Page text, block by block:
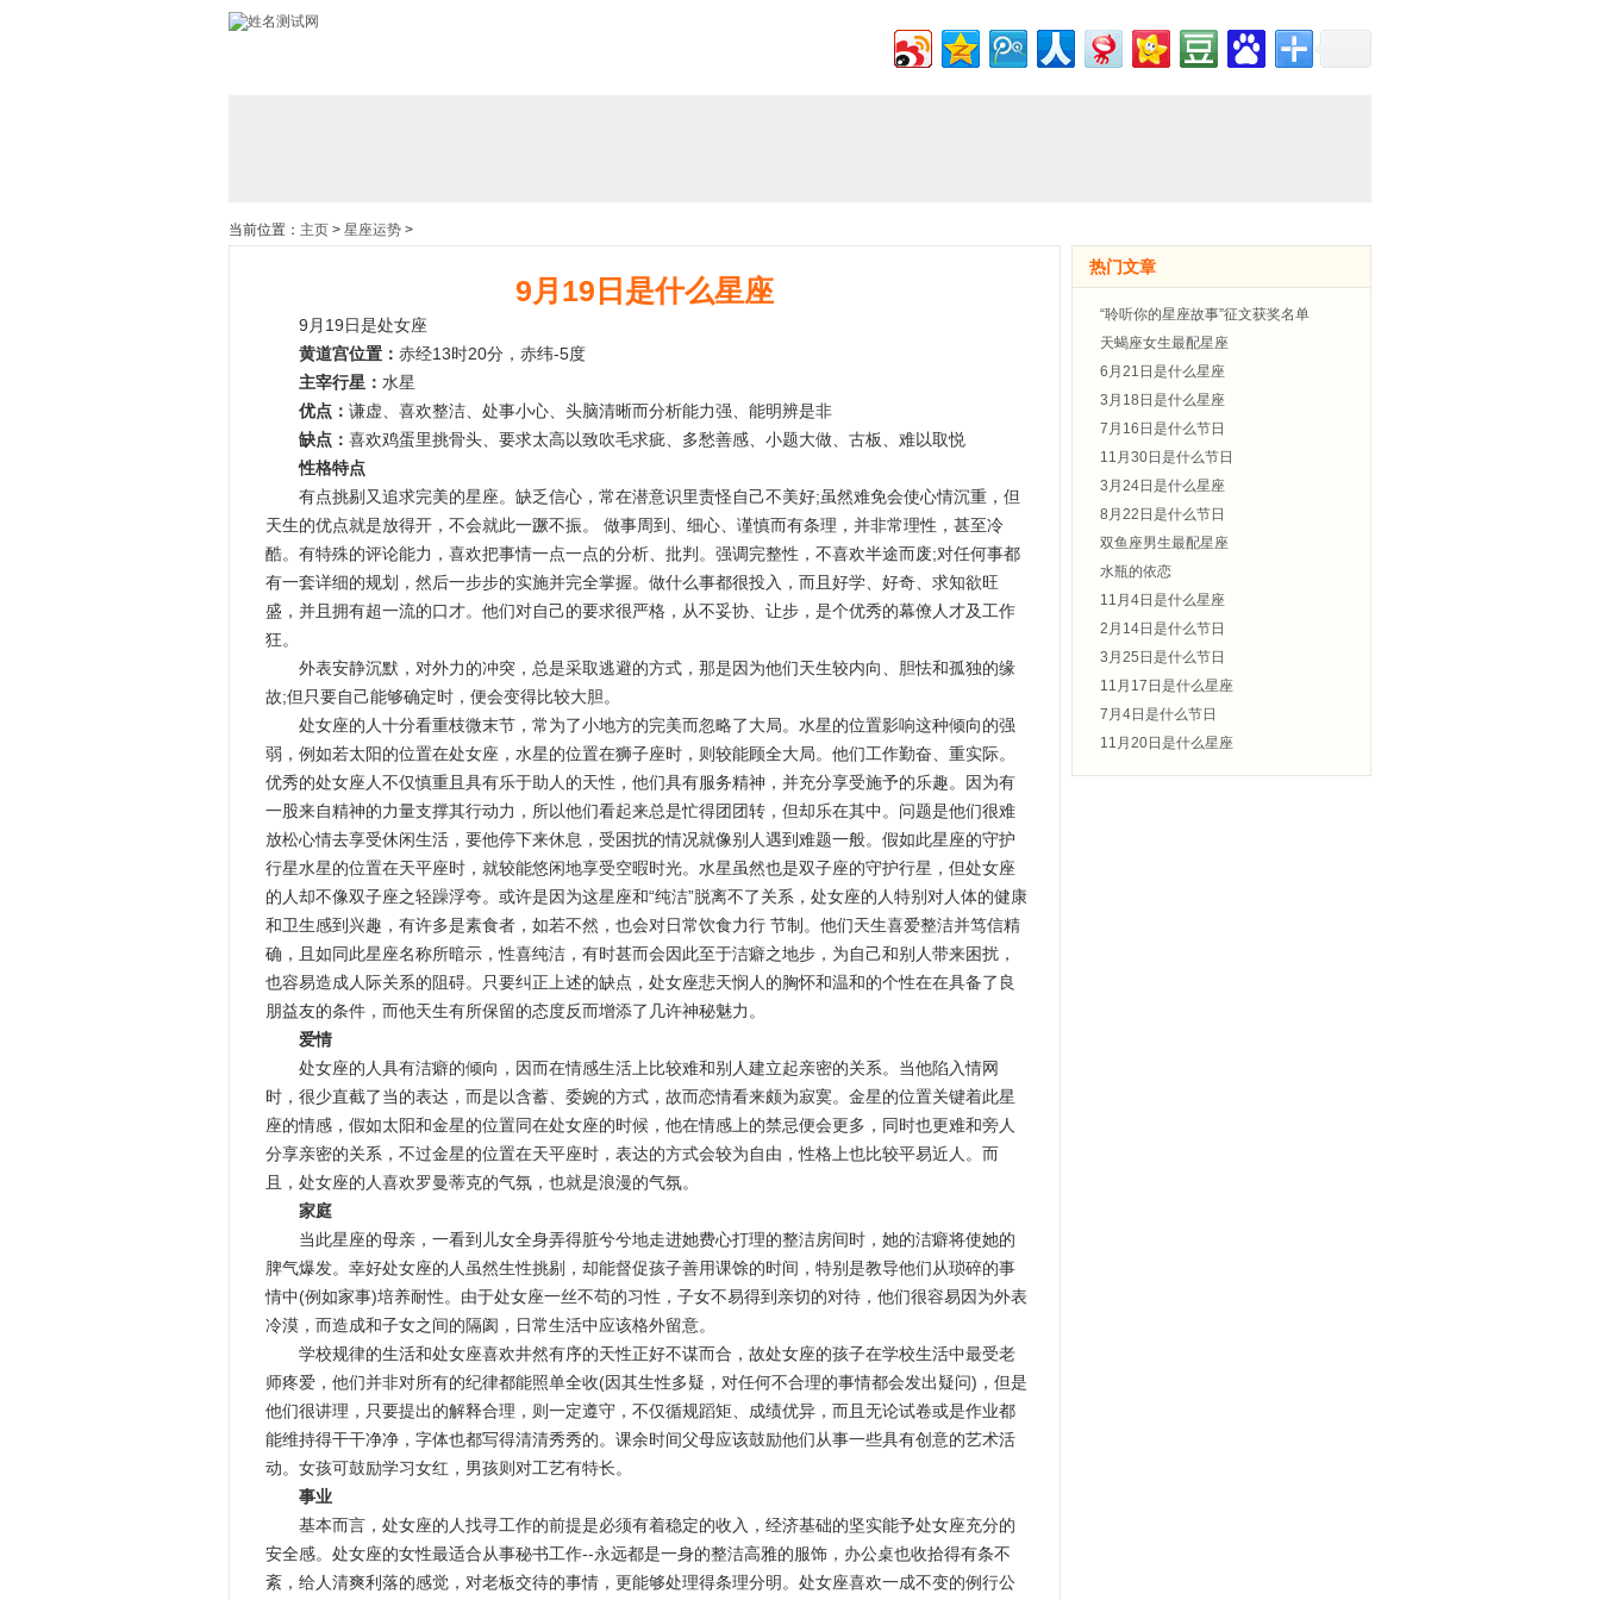
当前位置： 主页 > 星座运势 >
9月19日是什么星座
9月19日是处女座
黄道宫位置： 赤经13时20分，赤纬-5度
主宰行星： 水星
优点： 谦虚、喜欢整洁、处事小心、头脑清晰而分析能力强、能明辨是非
缺点： 喜欢鸡蛋里挑骨头、要求太高以致吹毛求疵、多愁善感、小题大做、古板、难以取悦
性格特点
有点挑剔又追求完美的星座。缺乏信心，常在潜意识里责怪自己不美好;虽然难免会使心情沉重，但
天生的优点就是放得开，不会就此一蹶不振。 做事周到、细心、谨慎而有条理，并非常理性，甚至冷
酷。有特殊的评论能力，喜欢把事情一点一点的分析、批判。强调完整性，不喜欢半途而废;对任何事都
有一套详细的规划，然后一步步的实施并完全掌握。做什么事都很投入，而且好学、好奇、求知欲旺
盛，并且拥有超一流的口才。他们对自己的要求很严格，从不妥协、让步，是个优秀的幕僚人才及工作
狂。
外表安静沉默，对外力的冲突，总是采取逃避的方式，那是因为他们天生较内向、胆怯和孤独的缘
故;但只要自己能够确定时，便会变得比较大胆。
处女座的人十分看重枝微末节，常为了小地方的完美而忽略了大局。水星的位置影响这种倾向的强
弱，例如若太阳的位置在处女座，水星的位置在狮子座时，则较能顾全大局。他们工作勤奋、重实际。
优秀的处女座人不仅慎重且具有乐于助人的天性，他们具有服务精神，并充分享受施予的乐趣。因为有
一股来自精神的力量支撑其行动力，所以他们看起来总是忙得团团转，但却乐在其中。问题是他们很难
放松心情去享受休闲生活，要他停下来休息，受困扰的情况就像别人遇到难题一般。假如此星座的守护
行星水星的位置在天平座时，就较能悠闲地享受空暇时光。水星虽然也是双子座的守护行星，但处女座
的人却不像双子座之轻躁浮夸。或许是因为这星座和“纯洁”脱离不了关系，处女座的人特别对人体的健康
和卫生感到兴趣，有许多是素食者，如若不然，也会对日常饮食力行 节制。他们天生喜爱整洁并笃信精
确，且如同此星座名称所暗示，性喜纯洁，有时甚而会因此至于洁癖之地步，为自己和别人带来困扰，
也容易造成人际关系的阻碍。只要纠正上述的缺点，处女座悲天悯人的胸怀和温和的个性在在具备了良
朋益友的条件，而他天生有所保留的态度反而增添了几许神秘魅力。
爱情
处女座的人具有洁癖的倾向，因而在情感生活上比较难和别人建立起亲密的关系。当他陷入情网
时，很少直截了当的表达，而是以含蓄、委婉的方式，故而恋情看来颇为寂寞。金星的位置关键着此星
座的情感，假如太阳和金星的位置同在处女座的时候，他在情感上的禁忌便会更多，同时也更难和旁人
分享亲密的关系，不过金星的位置在天平座时，表达的方式会较为自由，性格上也比较平易近人。而
且，处女座的人喜欢罗曼蒂克的气氛，也就是浪漫的气氛。
家庭
当此星座的母亲，一看到儿女全身弄得脏兮兮地走进她费心打理的整洁房间时，她的洁癖将使她的
脾气爆发。幸好处女座的人虽然生性挑剔，却能督促孩子善用课馀的时间，特别是教导他们从琐碎的事
情中(例如家事)培养耐性。由于处女座一丝不苟的习性，子女不易得到亲切的对待，他们很容易因为外表
冷漠，而造成和子女之间的隔阂，日常生活中应该格外留意。
学校规律的生活和处女座喜欢井然有序的天性正好不谋而合，故处女座的孩子在学校生活中最受老
师疼爱，他们并非对所有的纪律都能照单全收(因其生性多疑，对任何不合理的事情都会发出疑问)，但是
他们很讲理，只要提出的解释合理，则一定遵守，不仅循规蹈矩、成绩优异，而且无论试卷或是作业都
能维持得干干净净，字体也都写得清清秀秀的。课余时间父母应该鼓励他们从事一些具有创意的艺术活
动。女孩可鼓励学习女红，男孩则对工艺有特长。
事业
基本而言，处女座的人找寻工作的前提是必须有着稳定的收入，经济基础的坚实能予处女座充分的
安全感。处女座的女性最适合从事秘书工作--永远都是一身的整洁高雅的服饰，办公桌也收拾得有条不
紊，给人清爽利落的感觉，对老板交待的事情，更能够处理得条理分明。处女座喜欢一成不变的例行公
热门文章
“聆听你的星座故事”征文获奖名单
天蝎座女生最配星座
6月21日是什么星座
3月18日是什么星座
7月16日是什么节日
11月30日是什么节日
3月24日是什么星座
8月22日是什么节日
双鱼座男生最配星座
水瓶的依恋
11月4日是什么星座
2月14日是什么节日
3月25日是什么节日
11月17日是什么星座
7月4日是什么节日
11月20日是什么星座